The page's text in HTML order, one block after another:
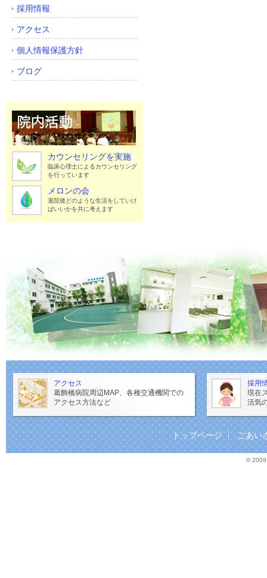
採用情報
アクセス
個人情報保護方針
ブログ
カウンセリングを実施
臨床心理士によるカウンセリング
を行っています
メロンの会
退院後どのような生活をしていけ
ばいいかを共に考えます
アクセス
葛飾橋病院周辺MAP、各種交通機関での
アクセス方法など
採用
現在
活気
トップページ ごあい
© 2009